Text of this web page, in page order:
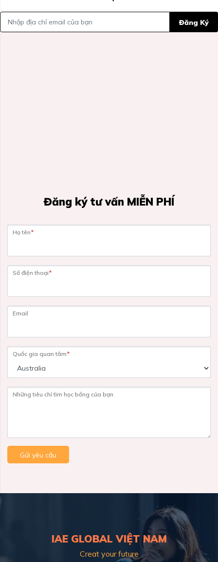
Đăng Ký
Đăng ký tư vấn MIỄN PHÍ
Họ tên*
Số điện thoại*
Email
Quốc gia quan tâm*
Những tiêu chí tìm học bổng của bạn
Gửi yêu cầu
IAE GLOBAL VIỆT NAM
Creat your future